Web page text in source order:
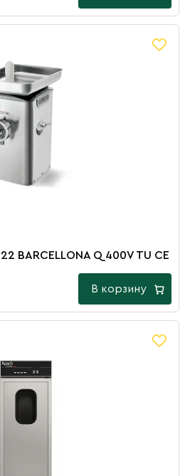
BARCELLONA Q 400V TU CE
В корзину